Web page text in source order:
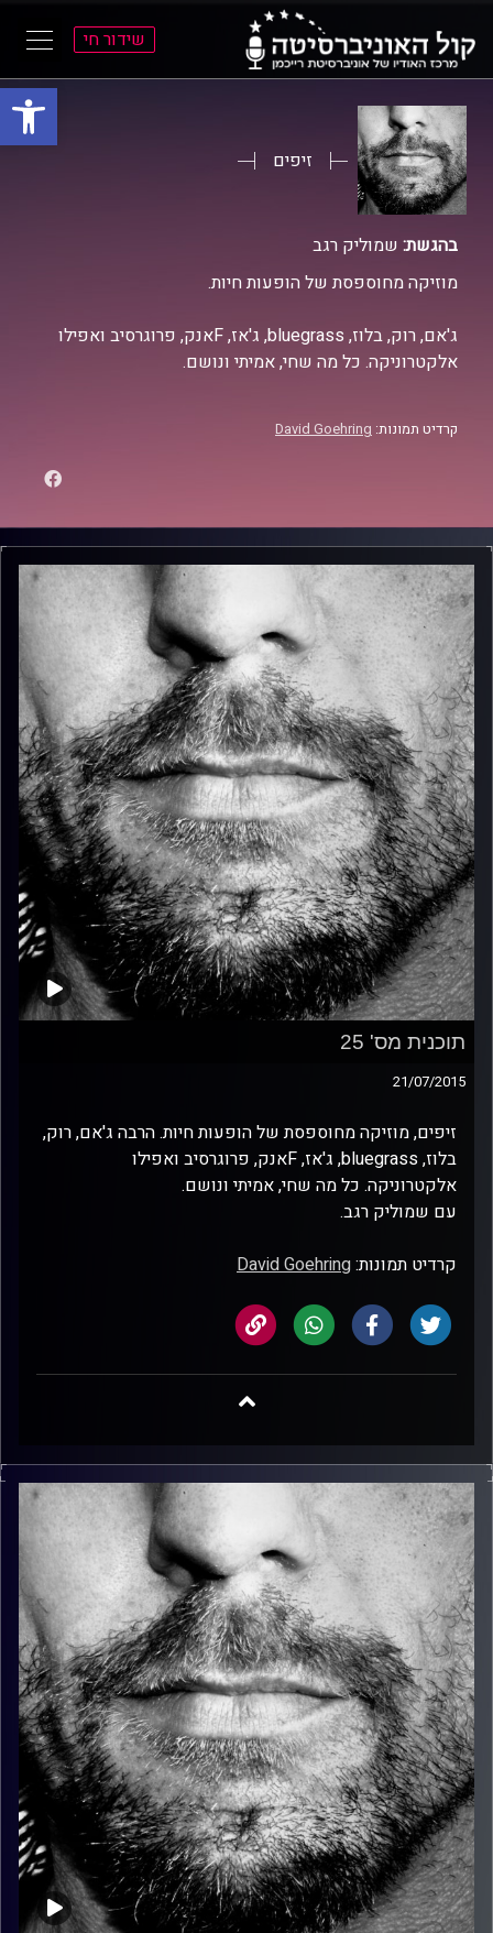
פתח
התפריט
הראשי
התוכן
הראשי
שידור חי
זיפים
בהגשת: שמוליק רגב
מוזיקה מחוספסת של הופעות חיות.
ג'אם, רוק, בלוז, bluegrass, ג'אז, Fאנק, פרוגרסיב ואפילו
אלקטרוניקה. כל מה שחי, אמיתי ונושם.
קרדיט תמונות: David Goehring
תוכנית מס' 25
21/07/2015
זיפים, מוזיקה מחוספסת של הופעות חיות. הרבה ג'אם, רוק,
בלוז, bluegrass, ג'אז, Fאנק, פרוגרסיב ואפילו
אלקטרוניקה. כל מה שחי, אמיתי ונושם.
עם שמוליק רגב.
קרדיט תמונות:David Goehring